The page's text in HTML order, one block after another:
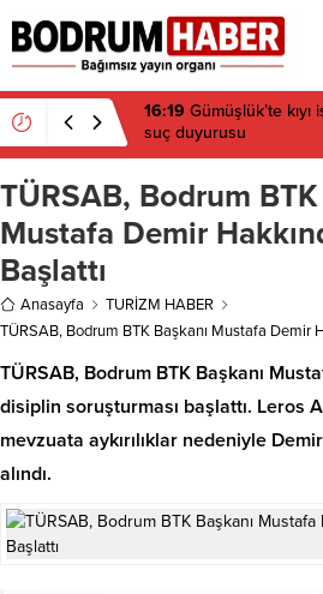
16:19 Gümüşlük’te kıyı
suç duyurusu
TÜRSAB, Bodrum BTK
Mustafa Demir
Başlattı
Anasayfa
TURİZM HABER
TÜRSAB, Bodrum BTK Başkanı Mustafa Demir
TÜRSAB, Bodrum BTK Başkanı
disiplin soruşturması başlattı. Leros
mevzuata aykırılıklar nedeniyle
alındı.